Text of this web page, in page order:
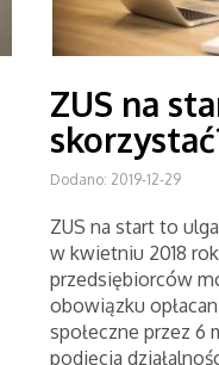
ZUS na
Dodano: 2019-12-29
ZUS na start to
w kwietniu 2018
przedsiębiorców
obowiązku
społeczne przez 6
podjęcia